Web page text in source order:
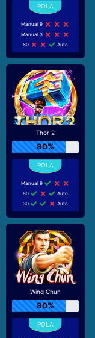
Manual 9
Manual 3
60
Auto
Thor 2
80%
Manual 9
80
Auto
30
Auto
Wing Chun
80%